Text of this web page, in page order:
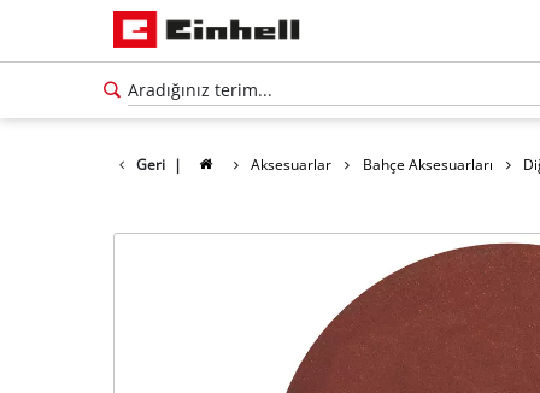
Geri | Aksesuarlar Bahçe Aksesuarları